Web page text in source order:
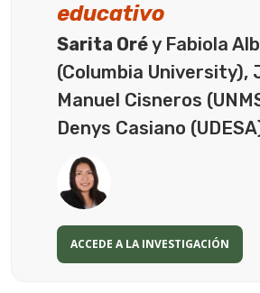
educativo
Sarita Oréy Fabiola
(Columbia University),
Manuel Cisneros
Denys Casiano
ACCEDE A LA INVESTIGACIÓN